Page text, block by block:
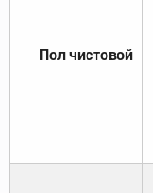
Пол чистовой